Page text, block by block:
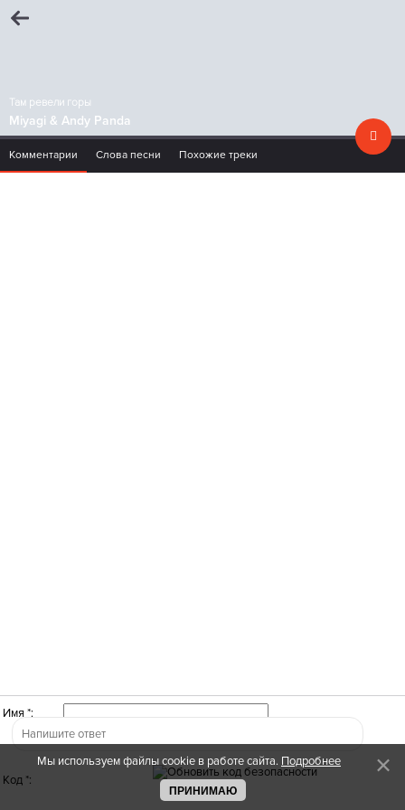
Там ревели горы
Miyagi & Andy Panda
Комментарии Слова песни Похожие треки
Имя *:
Код *:
Мы используем файлы cookie в работе сайта. Подробнее
ПРИНИМАЮ